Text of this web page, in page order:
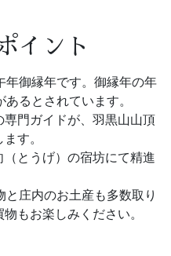
イント
年御縁年です。御縁年の年
るとされています。
門ガイドが、羽黒山山頂
す。
（とうげ）の宿坊にて精進
と庄内のお土産も多数取り
もお楽しみください。